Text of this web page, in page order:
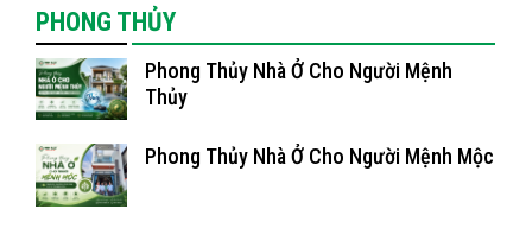
PHONG THỦY
Phong Thủy Nhà Ở Cho Người Mệnh
Thủy
Phong Thủy Nhà Ở Cho Người Mệnh Mộc